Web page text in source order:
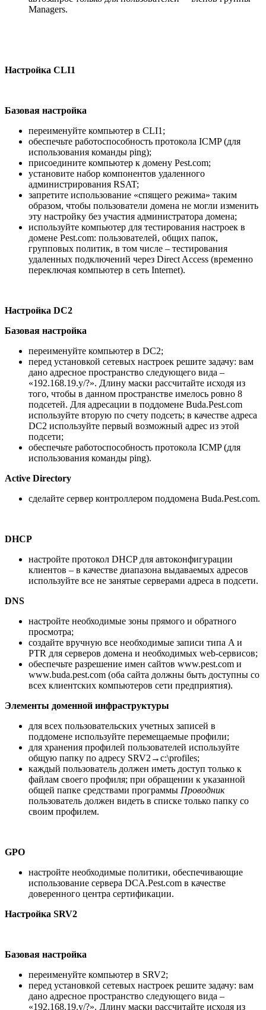
Managers.
Настройка CLI1
Базовая настройка
переименуйте компьютер в CLI1;
обеспечьте работоспособность протокола ICMP (для
использования команды ping);
присоедините компьютер к домену Pest.com;
установите набор компонентов удаленного
администрирования RSAT;
запретите использование «спящего режима» таким
образом, чтобы пользователи домена не могли изменить
эту настройку без участия администратора домена;
используйте компьютер для тестирования настроек в
домене Pest.com: пользователей, общих папок,
групповых политик, в том числе – тестирования
удаленных подключений через Direct Access (временно
переключая компьютер в сеть Internet).
Настройка DC2
Базовая настройка
переименуйте компьютер в DC2;
перед установкой сетевых настроек решите задачу: вам
дано адресное пространство следующего вида –
«192.168.19.y/?». Длину маски рассчитайте исходя из
того, чтобы в данном пространстве имелось ровно 8
подсетей. Для адресации в поддомене Buda.Pest.com
используйте вторую по счету подсеть; в качестве адреса
DC2 используйте первый возможный адрес из этой
подсети;
обеспечьте работоспособность протокола ICMP (для
использования команды ping).
Active Directory
сделайте сервер контроллером поддомена Buda.Pest.com.
DHCP
настройте протокол DHCP для автоконфигурации
клиентов – в качестве диапазона выдаваемых адресов
используйте все не занятые серверами адреса в подсети.
DNS
настройте необходимые зоны прямого и обратного
просмотра;
создайте вручную все необходимые записи типа A и
PTR для серверов домена и необходимых web-сервисов;
обеспечьте разрешение имен сайтов www.pest.com и
www.buda.pest.com (оба сайта должны быть доступны со
всех клиентских компьютеров сети предприятия).
Элементы доменной инфраструктуры
для всех пользовательских учетных записей в
поддомене используйте перемещаемые профили;
для хранения профилей пользователей используйте
общую папку по адресу SRV2→c:\profiles;
каждый пользователь должен иметь доступ только к
файлам своего профиля; при обращении к указанной
общей папке средствами программы Проводник
пользователь должен видеть в списке только папку со
своим профилем.
GPO
настройте необходимые политики, обеспечивающие
использование сервера DCA.Pest.com в качестве
доверенного центра сертификации.
Настройка SRV2
Базовая настройка
переименуйте компьютер в SRV2;
перед установкой сетевых настроек решите задачу: вам
дано адресное пространство следующего вида –
«192.168.19.y/?». Длину маски рассчитайте исходя из